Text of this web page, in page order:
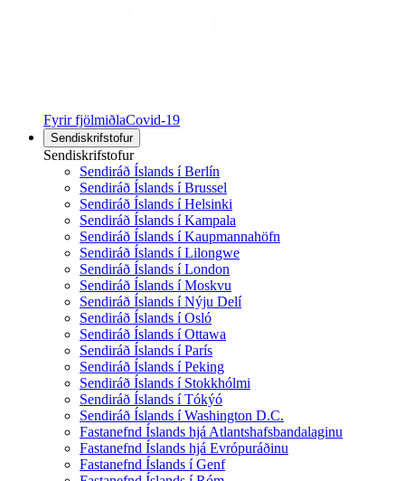
Fyrir fjölmiðlaCovid-19
Sendiskrifstofur
Sendiskrifstofur
Sendiráð Íslands í Berlín
Sendiráð Íslands í Brussel
Sendiráð Íslands í Helsinki
Sendiráð Íslands í Kampala
Sendiráð Íslands í Kaupmannahöfn
Sendiráð Íslands í Lilongwe
Sendiráð Íslands í London
Sendiráð Íslands í Moskvu
Sendiráð Íslands í Nýju Delí
Sendiráð Íslands í Osló
Sendiráð Íslands í Ottawa
Sendiráð Íslands í París
Sendiráð Íslands í Peking
Sendiráð Íslands í Stokkhólmi
Sendiráð Íslands í Tókýó
Sendiráð Íslands í Washington D.C.
Fastanefnd Íslands hjá Atlantshafsbandalaginu
Fastanefnd Íslands hjá Evrópuráðinu
Fastanefnd Íslands í Genf